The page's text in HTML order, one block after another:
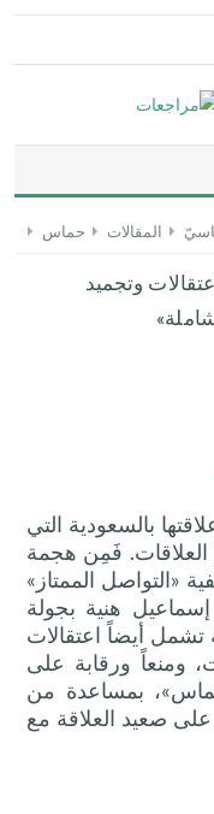
المقالات حماس
وتجميد
بالسعودية التي
العلاقات. فَمِن هجمة
«التواصل الممتاز»
هنية بجولة
أيضاً اعتقالات
ومنعاً ورقابة على
بمساعدة من
صعيد العلاقة مع